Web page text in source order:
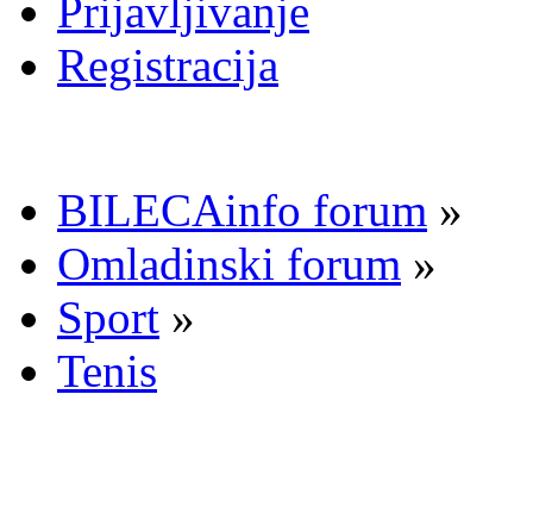
Prijavljivanje
Registracija
BILECAinfo forum »
Omladinski forum »
Sport »
Tenis